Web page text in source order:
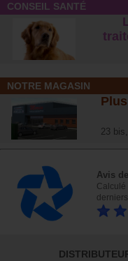
CONSEIL SANTÉ
NOTRE MAGASIN
23
Avis
Calculé